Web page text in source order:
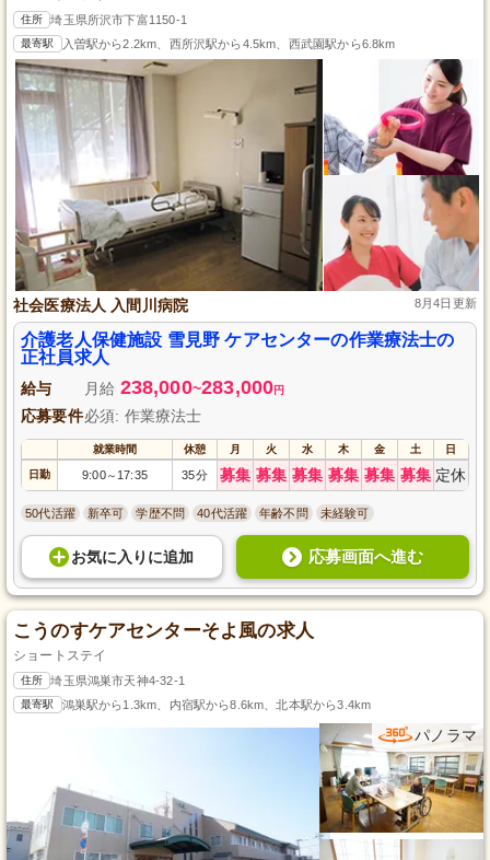
住所 埼玉県所沢市下富1150-1
最寄駅 入曽駅から2.2km、西所沢駅から4.5km、西武園駅から6.8km
社会医療法人 入間川病院 8月4日更新
介護老人保健施設 雪見野 ケアセンターの作業療法士の
正社員求人
給与 月給 238,000~283,000円
応募要件必須: 作業療法士
就業時間 休憩 月 火 水 木 金 土 日
日勤 9:00～ 17:35 35分 募集 募集 募集 募集 募集 募集 定休
50代活躍 新卒可 学歴不問 40代活躍 年齢不問 未経験可
お気に入り に追加 応募画面へ進む
こうのすケアセンターそよ風の求人
ショートステイ
住所 埼玉県鴻巣市天神4-32-1
最寄駅 鴻巣駅から1.3km、内宿駅から8.6km、北本駅から3.4km
パノラマ